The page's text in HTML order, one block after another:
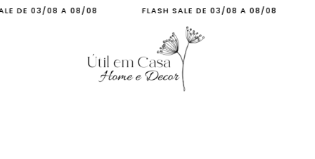
03/08 A 08/08 FLASH SALE DE 03/08 A 08/08